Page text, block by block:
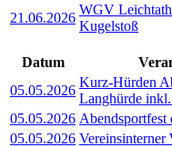
21.06.2026
WGV
Kugelstoß
Datum
05.05.2026
Kurz-Hürden
Langhürde
05.05.2026 Abendsportfest
05.05.2026